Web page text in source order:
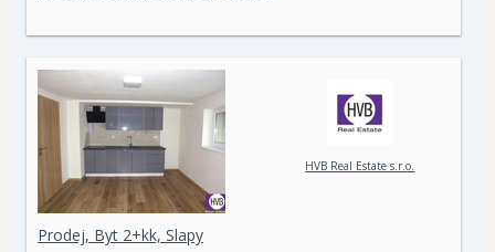
HVB Real Estate s.r.o.
Prodej, Byt 2+kk, Slapy